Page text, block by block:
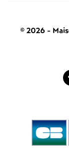
© 2026 -